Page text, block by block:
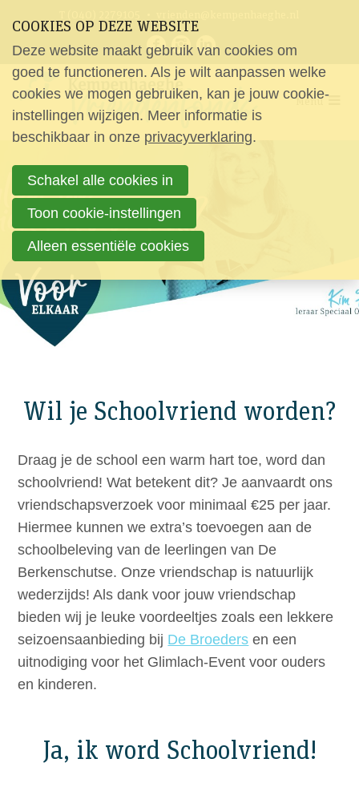
links
over
Spring
naar
de
Spring
naar
de
inhoud
Bezoek
social
media
pagina's:
Menu
Wil je Schoolvriend worden?
Draag je de school een warm hart toe, word dan
schoolvriend! Wat betekent dit? Je aanvaardt ons
vriendschapsverzoek voor minimaal €25 per jaar.
Hiermee kunnen we extra’s toevoegen aan de
schoolbeleving van de leerlingen van De
Berkenschutse. Onze vriendschap is natuurlijk
wederzijds! Als dank voor jouw vriendschap
bieden wij je leuke voordeeltjes zoals een lekkere
seizoensaanbieding bij De Broeders en een
uitnodiging voor het Glimlach-Event voor ouders
en kinderen.
Ja, ik word Schoolvriend!
Nieuws
Vrienden
Vrienden worden
Ik word Hartsvriend
Ik word Huisvriend
Ik word Schoolvriend
Ik word Levensvriend
Ik word Bedrijfsvriend
Aanvragen
COOKIES OP DEZE WEBSITE
Deze website maakt gebruik van cookies om
goed te functioneren. Als je wilt aanpassen welke
cookies we mogen gebruiken, kan je jouw cookie-
instellingen wijzigen. Meer informatie is
beschikbaar in onze privacyverklaring.
Schakel alle cookies in
Toon cookie-instellingen
Alleen essentiële cookies